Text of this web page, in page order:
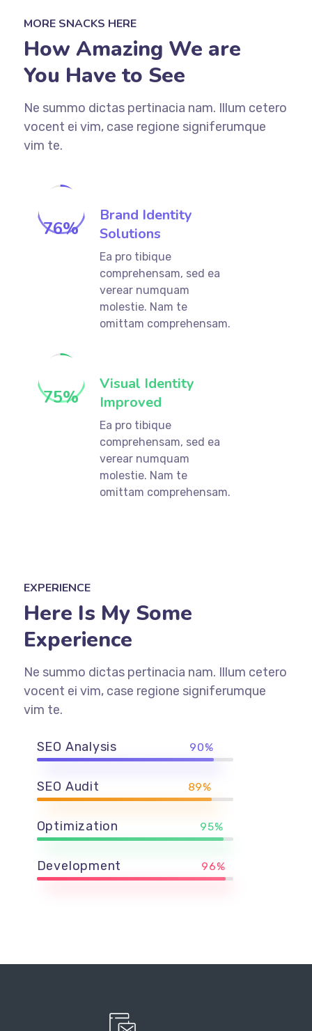
MORE SNACKS HERE
How Amazing We are
You Have to See
Ne summo dictas pertinacia nam. Illum cetero
vocent ei vim, case regione signiferumque
vim te.
76%
Brand Identity
Solutions
Ea pro tibique
comprehensam, sed ea
verear numquam
molestie. Nam te
omittam comprehensam.
75%
Visual Identity
Improved
Ea pro tibique
comprehensam, sed ea
verear numquam
molestie. Nam te
omittam comprehensam.
EXPERIENCE
Here Is My Some
Experience
Ne summo dictas pertinacia nam. Illum cetero
vocent ei vim, case regione signiferumque
vim te.
SEO Analysis 90%
SEO Audit 89%
Optimization 95%
Development 96%